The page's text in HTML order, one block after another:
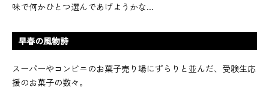
味で何かひとつ選んであげようかな...
早春の風物詩
スーパーやコンビニのお菓子売り場にずらりと並んだ、受験生応
援のお菓子の数々。